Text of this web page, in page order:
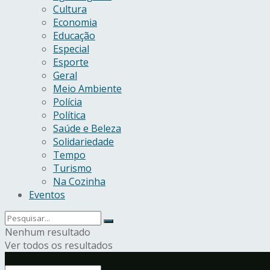
Cultura
Economia
Educação
Especial
Esporte
Geral
Meio Ambiente
Polícia
Política
Saúde e Beleza
Solidariedade
Tempo
Turismo
Na Cozinha
Eventos
Nenhum resultado
Ver todos os resultados